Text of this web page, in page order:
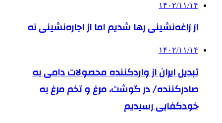
۱۴۰۲/۱۱/۱۴
از زاغه‌نشینی رها شدیم اما از اجاره‌نشینی نه
۱۴۰۲/۱۱/۱۴
تبدیل ایران از واردکننده محصولات دامی به
صادرکننده/ در گوشت، مرغ و تخم مرغ به
خودکفایی رسیدیم